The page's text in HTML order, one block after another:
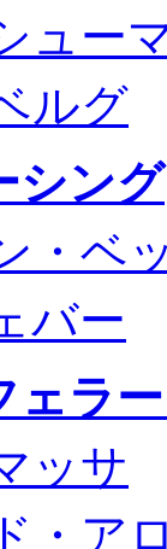
ュー
ルグ
シング
・ベ
バー
ェラ
ッサ
・ア